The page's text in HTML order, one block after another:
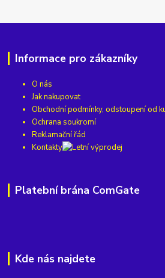
Informace pro zákazníky
O nás
Jak nakupovat
Obchodní podmínky, odstoupení od
Ochrana soukromí
Reklamační řád
Kontakty
Platební brána ComGate
Kde nás najdete